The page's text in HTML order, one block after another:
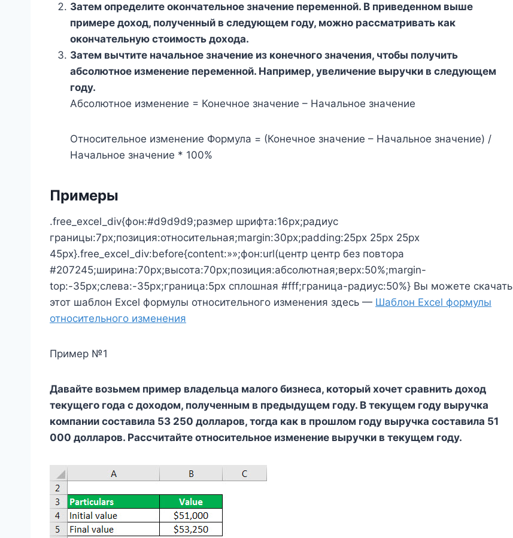
Затем определите окончательное значение переменной. В приведенном выше
примере доход, полученный в следующем году, можно рассматривать как
окончательную стоимость дохода.
Затем вычтите начальное значение из конечного значения, чтобы получить
абсолютное изменение переменной. Например, увеличение выручки в следующем
году.
Абсолютное изменение = Конечное значение – Начальное значение
Относительное изменение Формула = (Конечное значение – Начальное значение) /
Начальное значение * 100%
Примеры
.free_excel_div{фон:#d9d9d9;размер шрифта:16px;радиус
границы:7px;позиция:относительная;margin:30px;padding:25px 25px 25px
45px}.free_excel_div:before{content:»»;фон:url(центр центр без повтора
#207245;ширина:70px;высота:70px;позиция:абсолютная;верх:50%;margin-
top:-35px;слева:-35px;граница:5px сплошная #fff;граница-радиус:50%} Вы можете скачать
этот шаблон Excel формулы относительного изменения здесь — Шаблон Excel формулы
относительного изменения
Пример №1
Давайте возьмем пример владельца малого бизнеса, который хочет сравнить доход
текущего года с доходом, полученным в предыдущем году. В текущем году выручка
компании составила 53 250 долларов, тогда как в прошлом году выручка составила 51
000 долларов. Рассчитайте относительное изменение выручки в текущем году.